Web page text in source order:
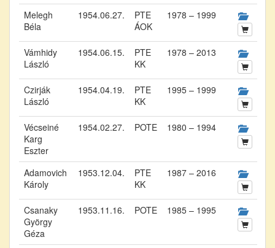
Melegh
Béla
1954.06.27.
PTE
ÁOK
1978 – 1999
Vámhidy
László
1954.06.15.
PTE
KK
1978 – 2013
Czirják
László
1954.04.19.
PTE
KK
1995 – 1999
Vécseiné
Karg
Eszter
1954.02.27. POTE 1980 – 1994
Adamovich
Károly
1953.12.04.
PTE
KK
1987 – 2016
Csanaky
György
Géza
1953.11.16. POTE 1985 – 1995